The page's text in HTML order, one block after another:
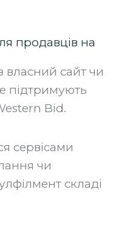
продавців на
сайт чи
підтримують
Bid.
сервісами
чи
складі